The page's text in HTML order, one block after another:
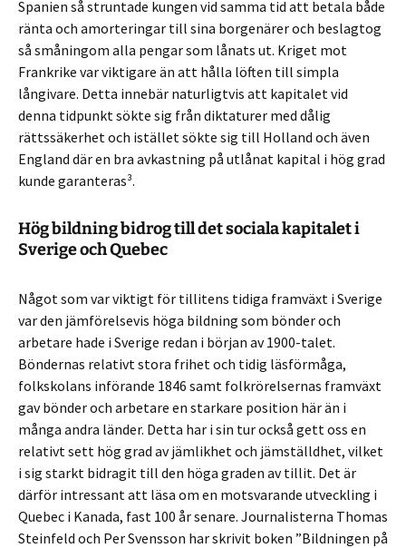
Spanien så struntade kungen vid samma tid att betala både
ränta och amorteringar till sina borgenärer och beslagtog
så småningom alla pengar som lånats ut. Kriget mot
Frankrike var viktigare än att hålla löften till simpla
långivare. Detta innebär naturligtvis att kapitalet vid
denna tidpunkt sökte sig från diktaturer med dålig
rättssäkerhet och istället sökte sig till Holland och även
England där en bra avkastning på utlånat kapital i hög grad
kunde garanteras³.
Hög bildning bidrog till det sociala kapitalet i
Sverige och Quebec
Något som var viktigt för tillitens tidiga framväxt i Sverige
var den jämförelsevis höga bildning som bönder och
arbetare hade i Sverige redan i början av 1900-talet.
Böndernas relativt stora frihet och tidig läsförmåga,
folkskolans införande 1846 samt folkrörelsernas framväxt
gav bönder och arbetare en starkare position här än i
många andra länder. Detta har i sin tur också gett oss en
relativt sett hög grad av jämlikhet och jämställdhet, vilket
i sig starkt bidragit till den höga graden av tillit. Det är
därför intressant att läsa om en motsvarande utveckling i
Quebec i Kanada, fast 100 år senare. Journalisterna Thomas
Steinfeld och Per Svensson har skrivit boken ”Bildningen på